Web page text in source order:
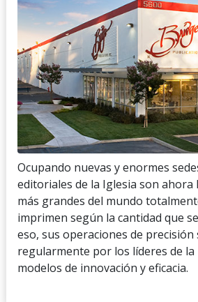
Ocupando nuevas y enormes
editoriales de la Iglesia son ahora
más grandes del mundo
imprimen según la cantidad que
eso, sus operaciones de precisión
regularmente por los líderes de
modelos de innovación y eficacia.